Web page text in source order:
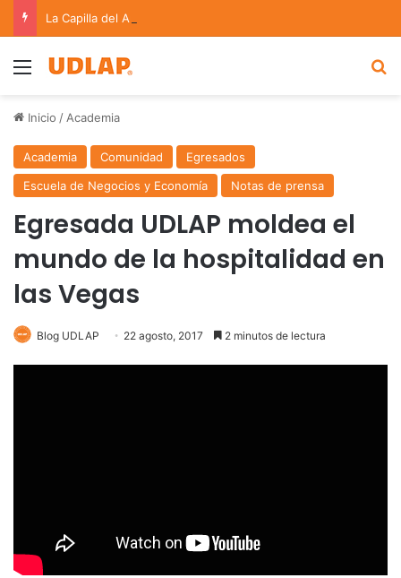
Menu
Inicio / Academia
Academia Comunidad
Egresados
Escuela de Negocios y Economía
Notas de prensa
Egresada UDLAP moldea el
mundo de la hospitalidad en
las Vegas
Blog UDLAP 22 agosto, 2017 2 minutos de lectura